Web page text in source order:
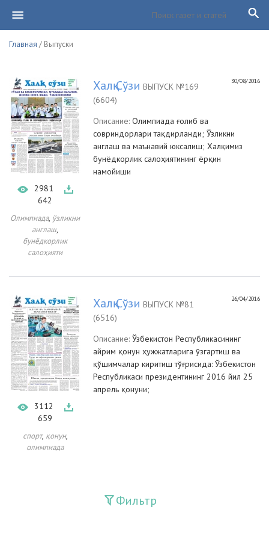
Главная / Выпуски
2981
642
Олимпиада, ўзликни
англаш,
бунёдкорлик
салоҳияти
30/08/2016
Халқ Сўзи ВЫПУСК №169
(6604)
Описание: Олимпиада ғолиб ва
совриндорлари тақдирланди; Ўзликни
англаш ва маънавий юксалиш; Халқимиз
бунёдкорлик салоҳиятининг ёрқин
намойиши
3112
659
спорт, қонун,
олимпиада
26/04/2016
Халқ Сўзи ВЫПУСК №81
(6516)
Описание: Ўзбекистон Республикасининг
айрим қонун ҳужжатларига ўзгартиш ва
қўшимчалар киритиш тўғрисида: Ўзбекистон
Республикаси президентининг 2016 йил 25
апрель қонуни;
Фильтр